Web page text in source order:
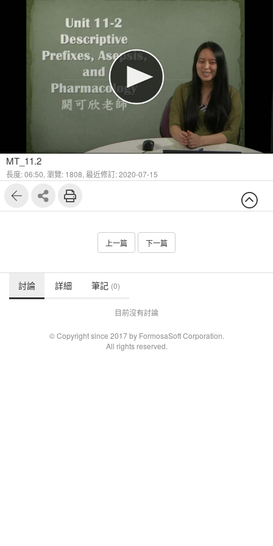
MT_11.2
長度: 06:50, 瀏覽: 1808, 最近修訂: 2020-07-15
上一篇 下一篇
討論 詳細 筆記 (0)
目前沒有討論
© Copyright since 2017 by FormosaSoft Corporation.
All rights reserved.